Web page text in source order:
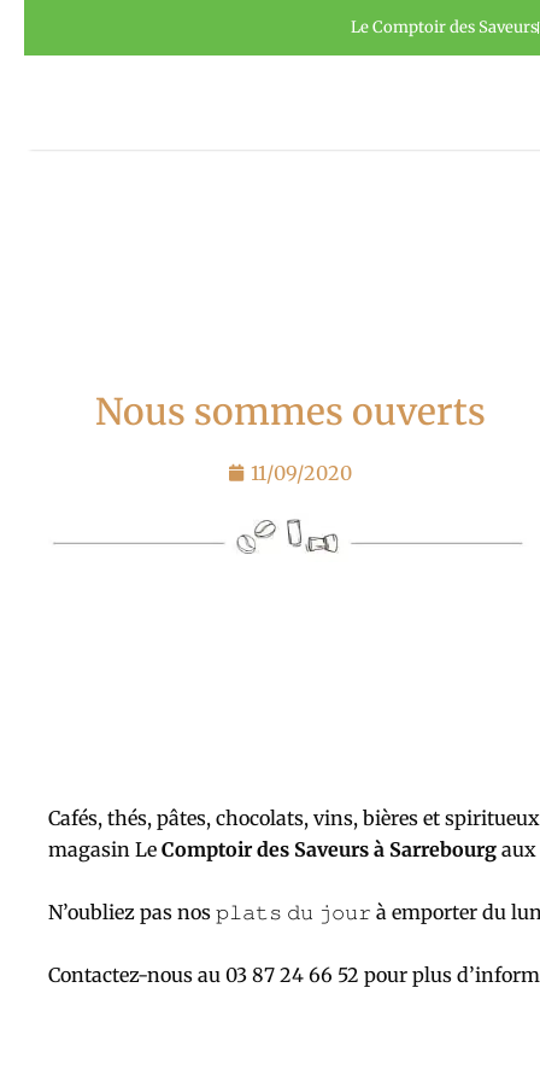
Le Comptoir des Saveurs
Nous sommes ouverts
11/09/2020
Cafés, thés, pâtes, chocolats, vins, bières et
magasin Le Comptoir des Saveurs à Sarrebourg aux
N’oubliez pas nos 𝚙𝚕𝚊𝚝𝚜 𝚍𝚞 𝚓𝚘𝚞𝚛 à emporter du
Contactez-nous au 03 87 24 66 52 pour plus